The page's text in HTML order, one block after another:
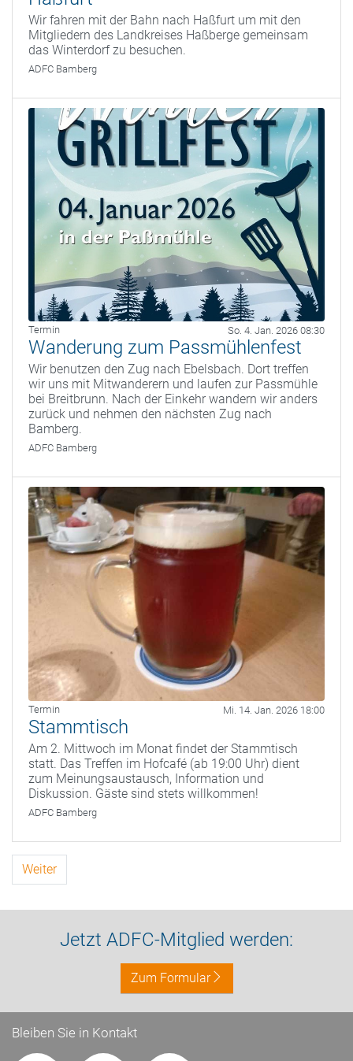
Wir fahren mit der Bahn nach Haßfurt um mit den
Mitgliedern des Landkreises Haßberge gemeinsam
das Winterdorf zu besuchen.
ADFC Bamberg
Termin So. 4. Jan. 2026 08:30
Wanderung zum Passmühlenfest
Wir benutzen den Zug nach Ebelsbach. Dort treffen
wir uns mit Mitwanderern und laufen zur Passmühle
bei Breitbrunn. Nach der Einkehr wandern wir anders
zurück und nehmen den nächsten Zug nach
Bamberg.
ADFC Bamberg
Termin Mi. 14. Jan. 2026 18:00
Stammtisch
Am 2. Mittwoch im Monat findet der Stammtisch
statt. Das Treffen im Hofcafé (ab 19:00 Uhr) dient
zum Meinungsaustausch, Information und
Diskussion. Gäste sind stets willkommen!
ADFC Bamberg
Weiter
Jetzt ADFC-Mitglied werden:
Zum Formular
Bleiben Sie in Kontakt